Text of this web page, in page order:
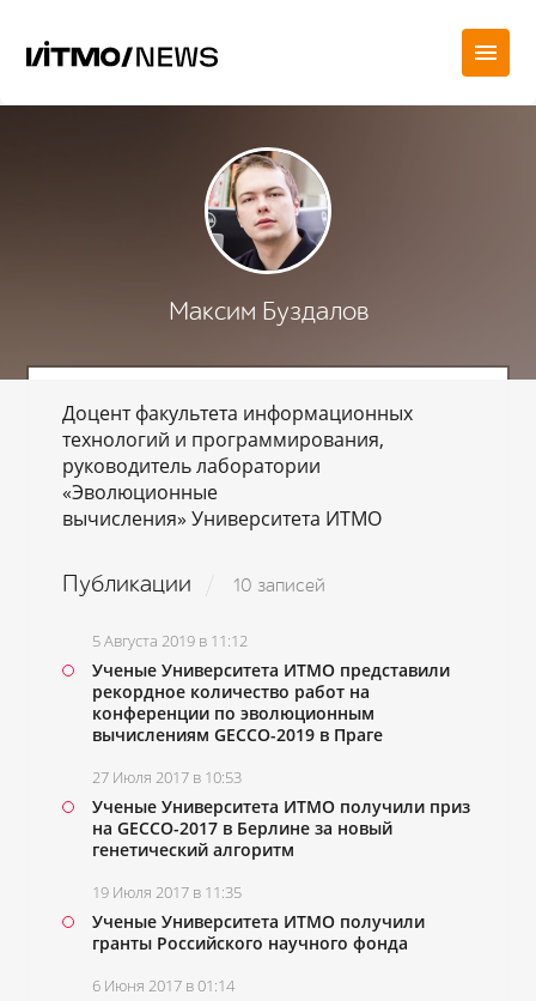
Максим Буздалов
Доцент факультета информационных
технологий и программирования,
руководитель лаборатории
«Эволюционные
вычисления» Университета ИТМО
Публикации 10 записей
5 Августа 2019 в 11:12
Ученые Университета ИТМО представили
рекордное количество работ на
конференции по эволюционным
вычислениям GECCO-2019 в Праге
27 Июля 2017 в 10:53
Ученые Университета ИТМО получили приз
на GECCO-2017 в Берлине за новый
генетический алгоритм
19 Июля 2017 в 11:35
Ученые Университета ИТМО получили
гранты Российского научного фонда
6 Июня 2017 в 01:14